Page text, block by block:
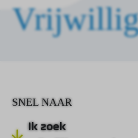
de
homepagina
SNEL NAAR
Ik zoek